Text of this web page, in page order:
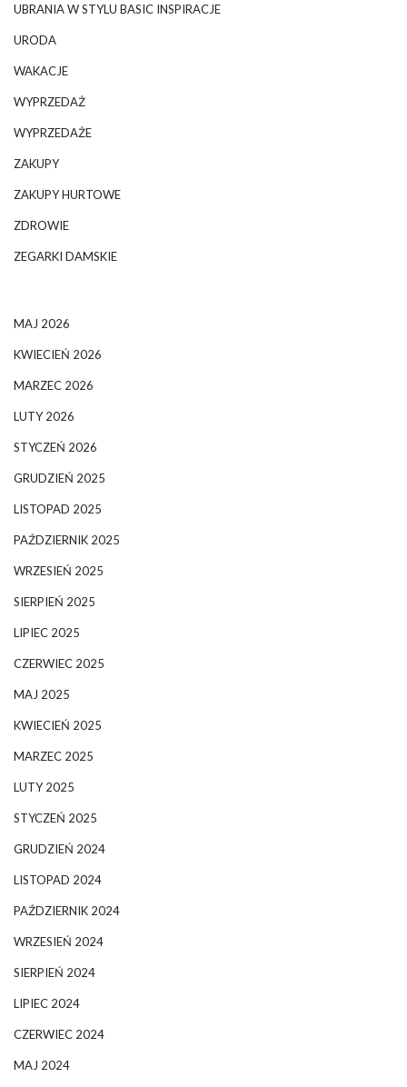
UBRANIA W STYLU BASIC INSPIRACJE
URODA
WAKACJE
WYPRZEDAŻ
WYPRZEDAŻE
ZAKUPY
ZAKUPY HURTOWE
ZDROWIE
ZEGARKI DAMSKIE
MAJ 2026
KWIECIEŃ 2026
MARZEC 2026
LUTY 2026
STYCZEŃ 2026
GRUDZIEŃ 2025
LISTOPAD 2025
PAŹDZIERNIK 2025
WRZESIEŃ 2025
SIERPIEŃ 2025
LIPIEC 2025
CZERWIEC 2025
MAJ 2025
KWIECIEŃ 2025
MARZEC 2025
LUTY 2025
STYCZEŃ 2025
GRUDZIEŃ 2024
LISTOPAD 2024
PAŹDZIERNIK 2024
WRZESIEŃ 2024
SIERPIEŃ 2024
LIPIEC 2024
CZERWIEC 2024
MAJ 2024